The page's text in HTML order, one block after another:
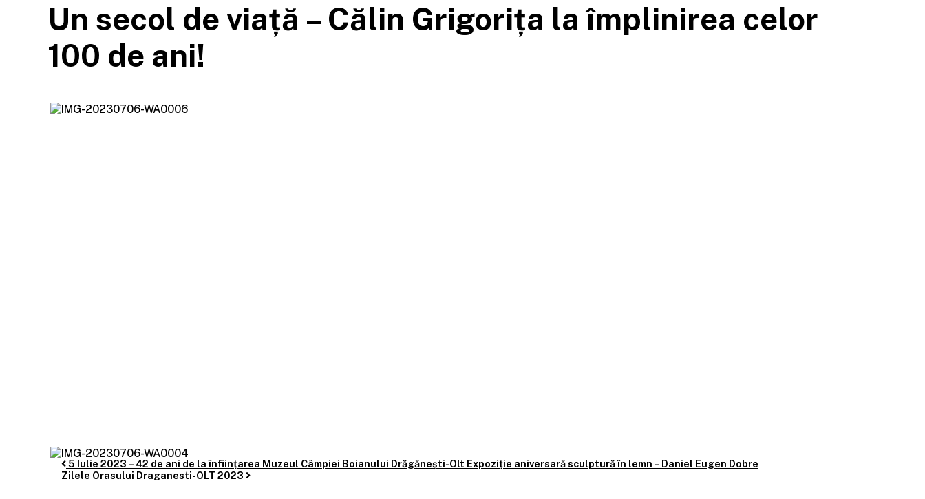
Un secol de viață – Călin Grigorița la împlinirea celor
100 de ani!
Post
5 Iulie 2023 – 42 de ani de la înființarea Muzeul Câmpiei Boianului Drăgănești-Olt Expoziție aniversară sculptură în lemn – Daniel Eugen Dobre
Zilele Orasului Draganesti-OLT 2023